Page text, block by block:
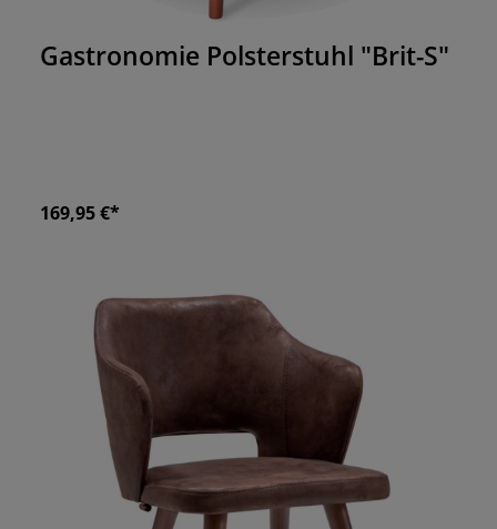
Durchschnittliche Bewertung von 0 von 5 Sternen
Gastronomie Polsterstuhl "Brit-S"
169,95 €*